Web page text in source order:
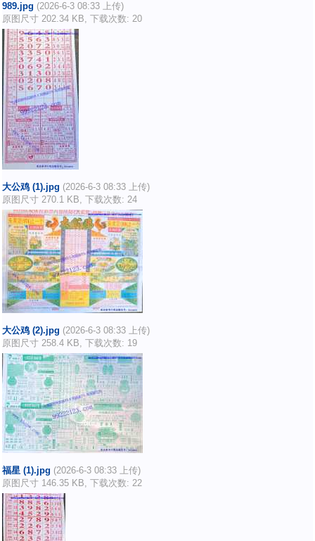
989.jpg (2026-6-3 08:33 上传)
原图尺寸 202.34 KB, 下载次数: 20
大公鸡 (1).jpg (2026-6-3 08:33 上传)
原图尺寸 270.1 KB, 下载次数: 24
大公鸡 (2).jpg (2026-6-3 08:33 上传)
原图尺寸 258.4 KB, 下载次数: 19
福星 (1).jpg (2026-6-3 08:33 上传)
原图尺寸 146.35 KB, 下载次数: 22